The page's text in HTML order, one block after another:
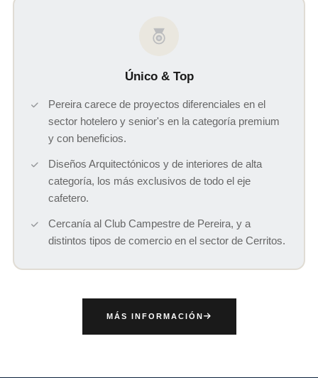
Único & Top
Pereira carece de proyectos diferenciales en el
sector hotelero y senior's en la categoría premium
y con beneficios.
Diseños Arquitectónicos y de interiores de alta
categoría, los más exclusivos de todo el eje
cafetero.
Cercanía al Club Campestre de Pereira, y a
distintos tipos de comercio en el sector de Cerritos.
MÁS INFORMACIÓN